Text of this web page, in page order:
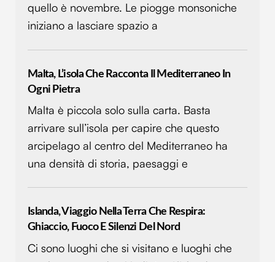
quello è novembre. Le piogge monsoniche
iniziano a lasciare spazio a
Malta, L’isola Che Racconta Il Mediterraneo In
Ogni Pietra
Malta è piccola solo sulla carta. Basta
arrivare sull’isola per capire che questo
arcipelago al centro del Mediterraneo ha
una densità di storia, paesaggi e
Islanda, Viaggio Nella Terra Che Respira:
Ghiaccio, Fuoco E Silenzi Del Nord
Ci sono luoghi che si visitano e luoghi che